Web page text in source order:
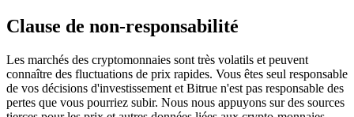
Trade Gold & Silver · 33,333 USDT Bonus
Clause de non-responsabilité
Les marchés des cryptomonnaies sont très volatils et peuvent
connaître des fluctuations de prix rapides. Vous êtes seul responsable
de vos décisions d'investissement et Bitrue n'est pas responsable des
pertes que vous pourriez subir. Nous nous appuyons sur des sources